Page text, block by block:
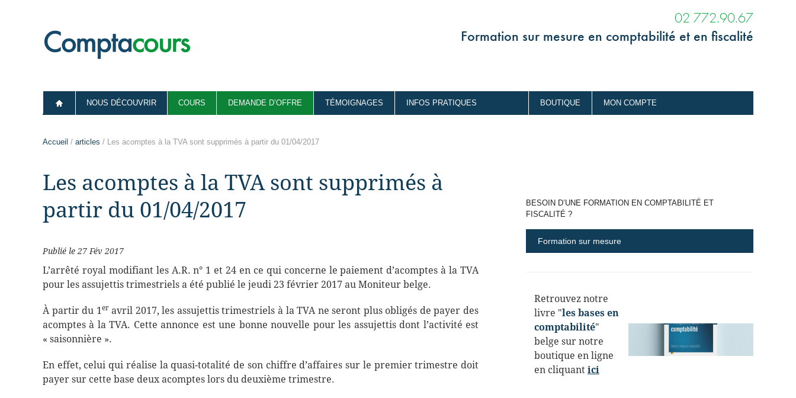
02 772.90.67
Formation sur mesure en comptabilité et en fiscalité
NOUS DÉCOUVRIR COURS DEMANDE D’OFFRE TÉMOIGNAGES INFOS PRATIQUES BOUTIQUE MON COMPTE
Accueil / articles / Les acomptes à la TVA sont supprimés à partir du 01/04/2017
Les acomptes à la TVA sont supprimés à
partir du 01/04/2017
Publié le 27 Fév 2017
L’arrêté royal modifiant les A.R. n° 1 et 24 en ce qui concerne le paiement d’acomptes à la TVA
pour les assujettis trimestriels a été publié le jeudi 23 février 2017 au Moniteur belge.
À partir du 1eravril 2017, les assujettis trimestriels à la TVA ne seront plus obligés de payer des
acomptes à la TVA. Cette annonce est une bonne nouvelle pour les assujettis dont l’activité est
« saisonnière ».
En effet, celui qui réalise la quasi-totalité de son chiffre d’affaires sur le premier trimestre doit
payer sur cette base deux acomptes lors du deuxième trimestre.
BESOIN D’UNE FORMATION EN COMPTABILITÉ ET
FISCALITÉ ?
Formation sur mesure
Retrouvez notre
livre "les bases en
comptabilité"
belge sur notre
boutique en ligne
en cliquantici